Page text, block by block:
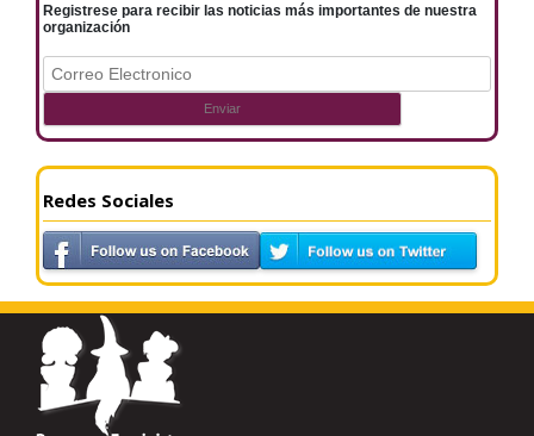
Registrese para recibir las noticias más importantes de nuestra
organización
Redes Sociales